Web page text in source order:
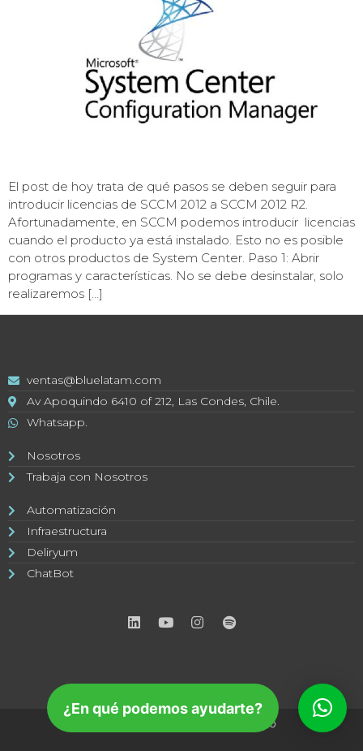
El post de hoy trata de qué pasos se deben seguir para
introducir licencias de SCCM 2012 a SCCM 2012 R2.
Afortunadamente, en SCCM podemos introducir licencias
cuando el producto ya está instalado. Esto no es posible
con otros productos de System Center. Paso 1: Abrir
programas y características. No se debe desinstalar, solo
realizaremos […]
ventas@bluelatam.com
Av Apoquindo 6410 of 212, Las Condes, Chile.
Whatsapp.
Nosotros
Trabaja con Nosotros
Automatización
Infraestructura
Deliryum
ChatBot
Bluelatam © 2020 / Diseño web Mdi360
¿En qué podemos ayudarte?